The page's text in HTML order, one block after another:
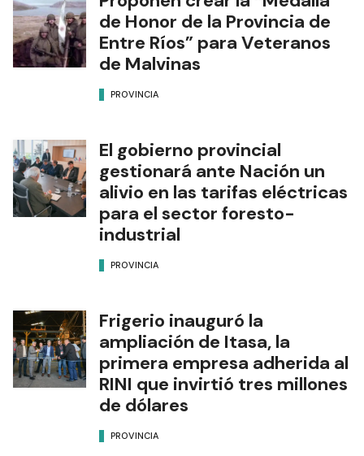
de Honor de la Provincia de
Entre Ríos” para Veteranos
de Malvinas
PROVINCIA
El gobierno provincial
gestionará ante Nación un
alivio en las tarifas eléctricas
para el sector foresto-
industrial
PROVINCIA
Frigerio inauguró la
ampliación de Itasa, la
primera empresa adherida al
RINI que invirtió tres millones
de dólares
PROVINCIA